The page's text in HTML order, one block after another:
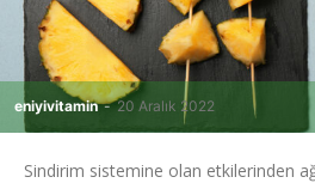
eniyivitamin - 20 Aralık 2022
Sindirim sistemine olan etkilerinden